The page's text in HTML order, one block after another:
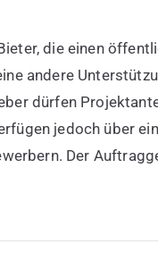
die einen
andere
dürfen
jedoch über
Der